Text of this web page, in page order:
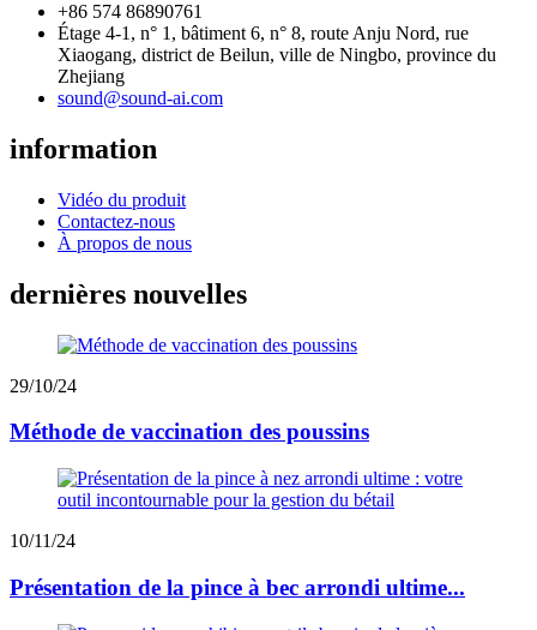
+86 574 86890761
Étage 4-1, n° 1, bâtiment 6, n° 8, route Anju Nord, rue
Xiaogang, district de Beilun, ville de Ningbo, province du
Zhejiang
sound@sound-ai.com
information
Vidéo du produit
Contactez-nous
À propos de nous
dernières nouvelles
29/10/24
Méthode de vaccination des poussins
10/11/24
Présentation de la pince à bec arrondi ultime...